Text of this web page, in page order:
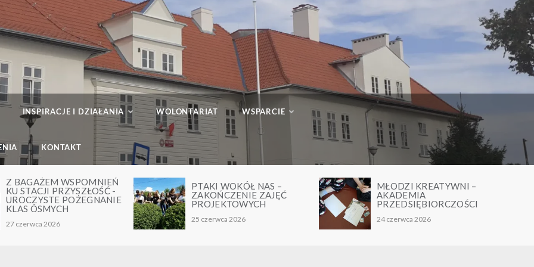
INSPIRACJE I DZIAŁANIA WOLONTARIAT WSPARCIE
KONTAKT
PTAKI WOKÓŁ NAS –
ZAKOŃCZENIE ZAJĘĆ
PROJEKTOWYCH
MŁODZI KREATYWNI –
AKADEMIA
PRZEDSIĘBIORCZOŚCI
TAŃCZĄCE I
PROJEKTU